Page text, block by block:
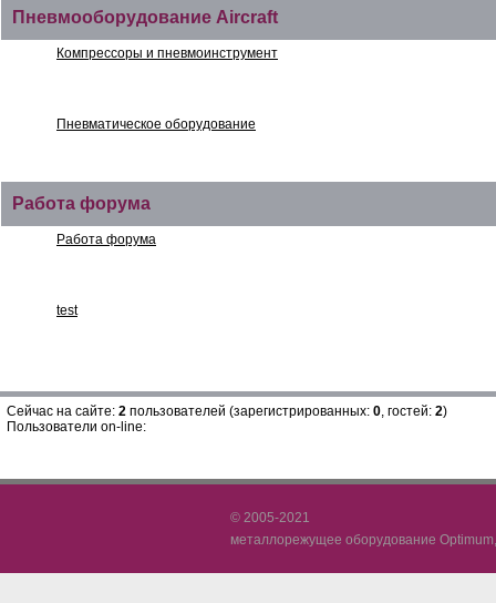
Пневмооборудование Aircraft
Компрессоры и пневмоинструмент
Пневматическое оборудование
Работа форума
Работа форума
test
Сейчас на сайте: 2 пользователей (зарегистрированных: 0, гостей: 2)
Пользователи on-line:
© 2005-2021
металлорежущее оборудование